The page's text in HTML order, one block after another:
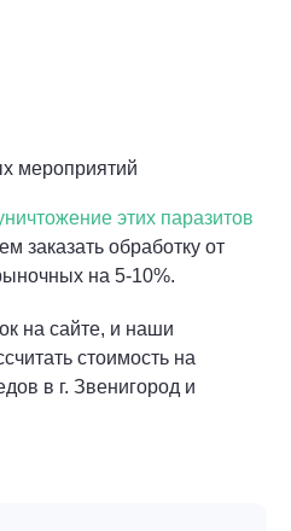
мероприятий
этих паразитов
заказать обработку от
на 5-10%.
на сайте, и наши
стоимость на
в г. Звенигород и